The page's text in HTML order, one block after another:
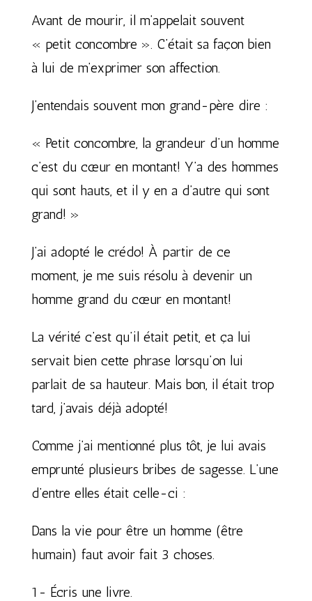
Avant de mourir, il m’appelait souvent
« petit concombre ». C’était sa façon bien
à lui de m’exprimer son affection.
J’entendais souvent mon grand-père dire :
« Petit concombre, la grandeur d’un homme
c’est du cœur en montant! Y’a des hommes
qui sont hauts, et il y en a d’autre qui sont
grand! »
J’ai adopté le crédo! À partir de ce
moment, je me suis résolu à devenir un
homme grand du cœur en montant!
La vérité c’est qu’il était petit, et ça lui
servait bien cette phrase lorsqu’on lui
parlait de sa hauteur. Mais bon, il était trop
tard, j’avais déjà adopté!
Comme j’ai mentionné plus tôt, je lui avais
emprunté plusieurs bribes de sagesse. L’une
d’entre elles était celle-ci :
Dans la vie pour être un homme (être
humain) faut avoir fait 3 choses.
1- Écris une livre.